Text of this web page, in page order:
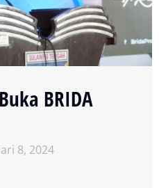
BRIDA
8, 2024